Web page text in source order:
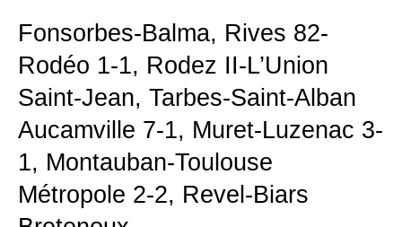
Fonsorbes-Balma, Rives 82-
Rodéo 1-1, Rodez II-L’Union
Saint-Jean, Tarbes-Saint-Alban
Aucamville 7-1, Muret-Luzenac 3-
1, Montauban-Toulouse
Métropole 2-2, Revel-Biars